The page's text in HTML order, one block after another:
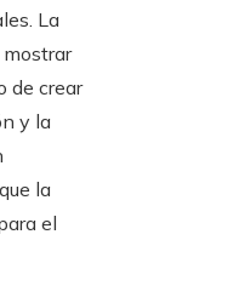
La
de crear
y la
la
el